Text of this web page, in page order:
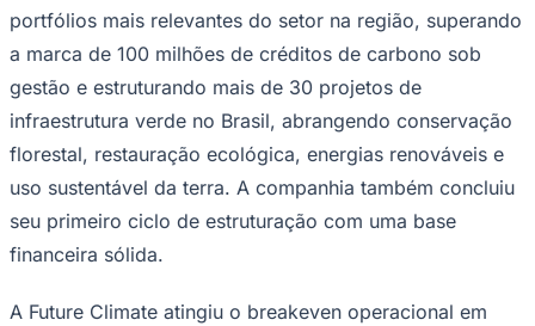
expansão internacional e aceleração da
monetização de seu portfólio de ativos
ambientais. A nova estrutura de liderança
reflete a evolução da Future Climate de
uma empresa empreendedora de rápido
crescimento para uma plataforma cada
vez mais institucionalizada, operando na
convergência entre finanças climáticas,